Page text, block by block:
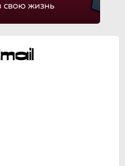
свою жизнь